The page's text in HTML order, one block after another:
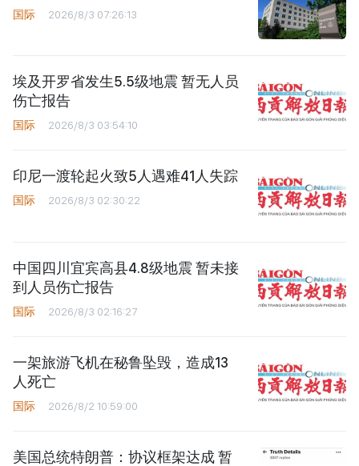
国际 2026/8/3 07:26:13
埃及开罗省发生5.5级地震 暂无人员
伤亡报告
国际 2026/8/3 03:54:10
印尼一渡轮起火致5人遇难41人失踪
国际 2026/8/3 02:30:22
中国四川宜宾高县4.8级地震 暂未接
到人员伤亡报告
国际 2026/8/3 02:16:27
一架旅游飞机在秘鲁坠毁，造成13
人死亡
国际 2026/8/2 10:59:00
美国总统特朗普：协议框架达成 暂